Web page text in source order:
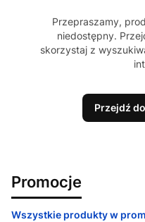
Przepraszamy,
niedostępny.
skorzystaj z
Przejdź
Promocje
Wszystkie produkty w